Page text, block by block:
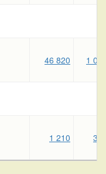
46 820 1
1 210